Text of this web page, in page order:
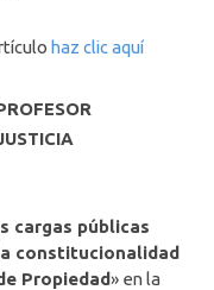
haz clic aquí
cargas públicas
constitucionalidad
Propiedad» en la